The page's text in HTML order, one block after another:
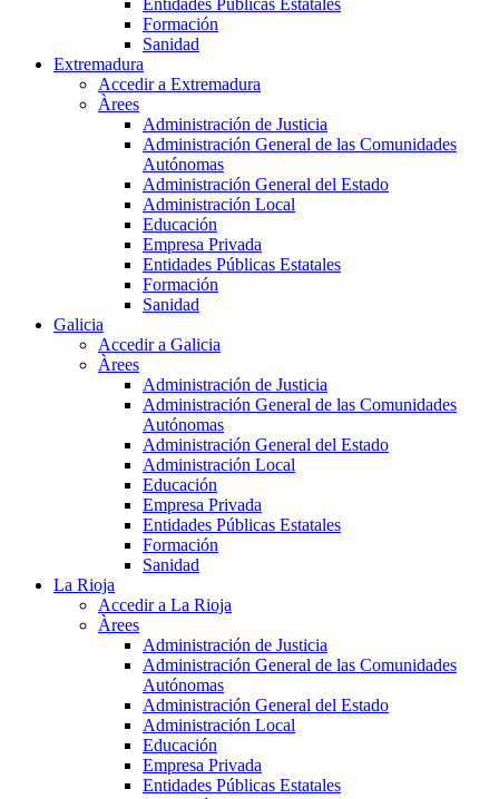
Entidades Públicas Estatales
Formación
Sanidad
Extremadura
Accedir a Extremadura
Àrees
Administración de Justicia
Administración General de las Comunidades
Autónomas
Administración General del Estado
Administración Local
Educación
Empresa Privada
Entidades Públicas Estatales
Formación
Sanidad
Galicia
Accedir a Galicia
Àrees
Administración de Justicia
Administración General de las Comunidades
Autónomas
Administración General del Estado
Administración Local
Educación
Empresa Privada
Entidades Públicas Estatales
Formación
Sanidad
La Rioja
Accedir a La Rioja
Àrees
Administración de Justicia
Administración General de las Comunidades
Autónomas
Administración General del Estado
Administración Local
Educación
Empresa Privada
Entidades Públicas Estatales